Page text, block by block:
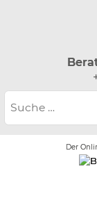
Der